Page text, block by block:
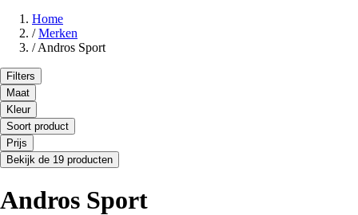
Home
/ Merken
/Andros Sport
Filters
Maat
Kleur
Soort product
Prijs
Bekijk de 19 producten
Andros Sport